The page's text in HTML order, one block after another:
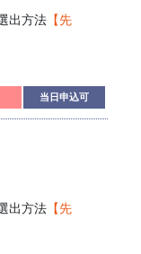
出方法 【先
当日申込可
出方法 【先